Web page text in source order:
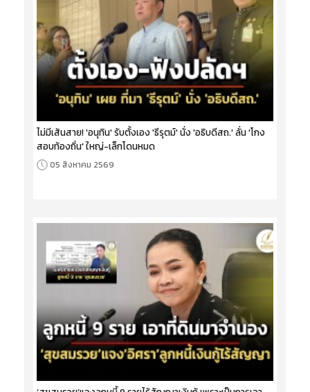
ไม่มีเส้นสาย! 'อนุทิน' รับตั้งเอง 'ธีรุตม์' นั่ง 'อธิบดีสถ.' ลั่น 'โกง
สอบท้องถิ่น' ใหญ่-เล็กโดนหมด
05 สิงหาคม 2569